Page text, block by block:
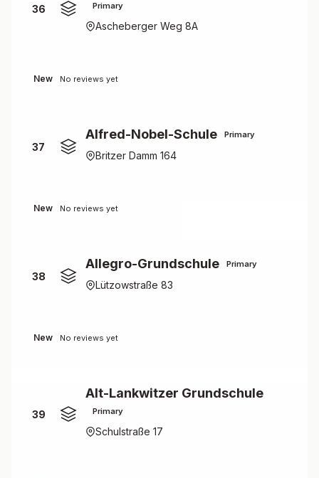
36 Primary
Ascheberger Weg 8A
New No reviews yet
37
Alfred-Nobel-Schule Primary
Britzer Damm 164
New No reviews yet
38
Allegro-Grundschule Primary
Lützowstraße 83
New No reviews yet
39
Alt-Lankwitzer Grundschule
Primary
Schulstraße 17